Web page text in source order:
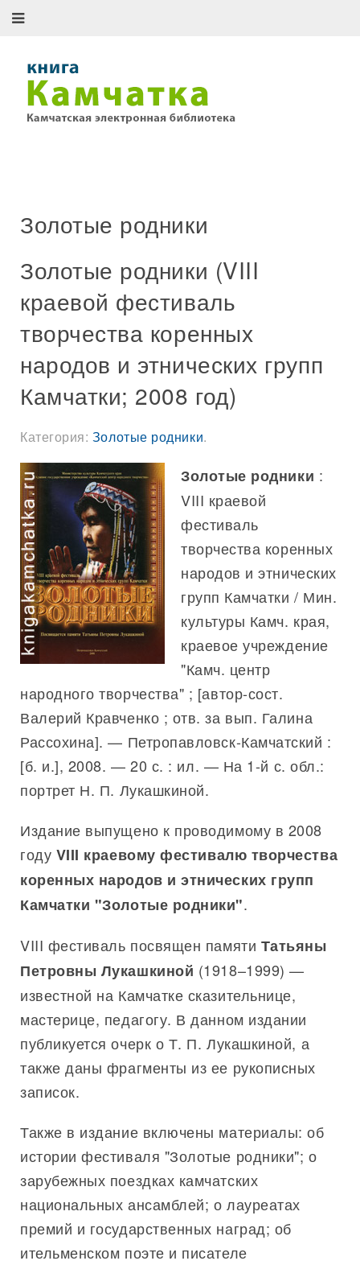
Золотые родники
Золотые родники (VIII
краевой фестиваль
творчества коренных
народов и этнических групп
Камчатки; 2008 год)
Категория: Золотые родники.
Золотые родники :
VIII краевой
фестиваль
творчества коренных
народов и этнических
групп Камчатки / Мин.
культуры Камч. края,
краевое учреждение
"Камч. центр
народного творчества" ; [автор-сост.
Валерий Кравченко ; отв. за вып. Галина
Рассохина]. — Петропавловск-Камчатский :
[б. и.], 2008. — 20 с. : ил. — На 1-й с. обл.:
портрет Н. П. Лукашкиной.
Издание выпущено к проводимому в 2008
году VIII краевому фестивалю творчества
коренных народов и этнических групп
Камчатки "Золотые родники".
VIII фестиваль посвящен памяти Татьяны
Петровны Лукашкиной (1918–1999) —
известной на Камчатке сказительнице,
мастерице, педагогу. В данном издании
публикуется очерк о Т. П. Лукашкиной, а
также даны фрагменты из ее рукописных
записок.
Также в издание включены материалы: об
истории фестиваля "Золотые родники"; о
зарубежных поездках камчатских
национальных ансамблей; о лауреатах
премий и государственных наград; об
ительменском поэте и писателе